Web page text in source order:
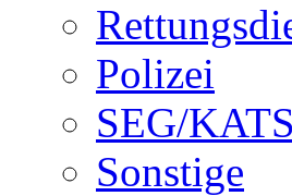
Polizei
SEG/KATS
Sonstige